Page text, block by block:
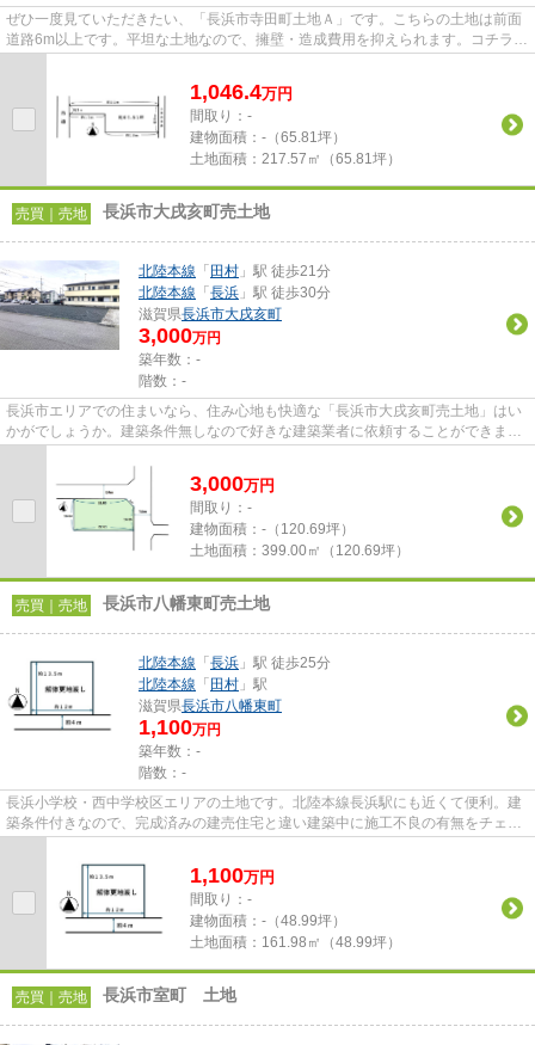
ぜひ一度見ていただきたい、「長浜市寺田町土地Ａ」です。こちらの土地は前面
道路6m以上です。平坦な土地なので、擁壁・造成費用を抑えられます。コチラは
1,046.4万円
間取り：-
建物面積： -（65.81坪）
土地面積： 217.57㎡（65.81坪）
売買｜売地 長浜市大戌亥町売土地
北陸本線 「 田村 」駅 徒歩21分
北陸本線 「 長浜 」駅 徒歩30分
滋賀県長浜市大戌亥町
3,000万円
築年数：-
階数：-
長浜市エリアでの住まいなら、住み心地も快適な「長浜市大戌亥町売土地」はい
かがでしょうか。建築条件無しなので好きな建築業者に依頼することができま
3,000万円
間取り：-
建物面積： -（120.69坪）
土地面積： 399.00㎡（120.69坪）
売買｜売地 長浜市八幡東町売土地
北陸本線 「 長浜 」駅 徒歩25分
北陸本線 「 田村 」駅
滋賀県長浜市八幡東町
1,100万円
築年数：-
階数：-
長浜小学校・西中学校区エリアの土地です。北陸本線長浜駅にも近くて便利。建
築条件付きなので、完成済みの建売住宅と違い建築中に施工不良の有無をチェッ
1,100万円
間取り：-
建物面積： -（48.99坪）
土地面積： 161.98㎡（48.99坪）
売買｜売地 長浜市室町 土地